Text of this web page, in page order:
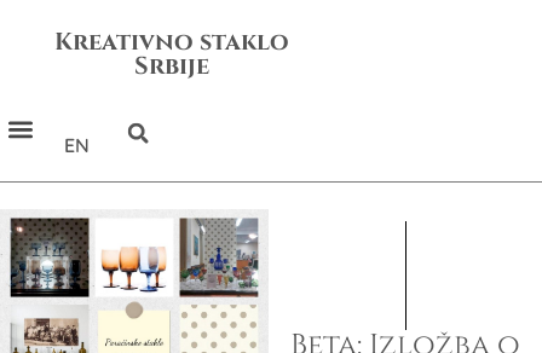
Kreativno staklo
Srbije
EN